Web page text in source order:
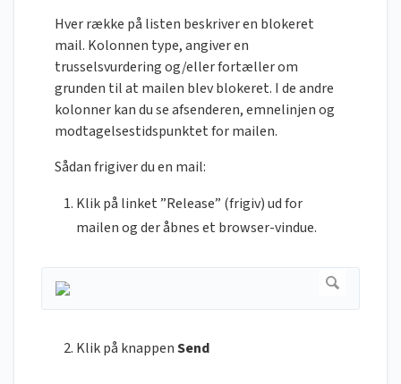
Hver række på listen beskriver en blokeret
mail. Kolonnen type, angiver en
trusselsvurdering og/eller fortæller om
grunden til at mailen blev blokeret. I de andre
kolonner kan du se afsenderen, emnelinjen og
modtagelsestidspunktet for mailen.
Sådan frigiver du en mail:
Klik på linket ”Release” (frigiv) ud for
mailen og der åbnes et browser-vindue.
Klik på knappenSend